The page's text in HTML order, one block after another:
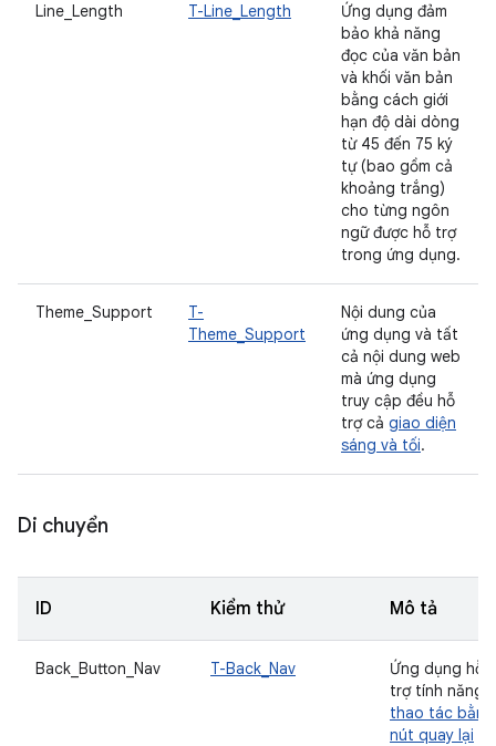
Line_Length T-Line_Length
Ứng dụng đảm
bảo khả năng
đọc của văn bản
và khối văn bản
bằng cách giới
hạn độ dài dòng
từ 45 đến 75 ký
tự (bao gồm cả
khoảng trắng)
cho từng ngôn
ngữ được hỗ trợ
trong ứng dụng.
Theme_Support
T-
Theme_Support
Nội dung của
ứng dụng và tất
cả nội dung web
mà ứng dụng
truy cập đều hỗ
trợ cả giao diện
sáng và tối.
Di chuyển
ID Kiểm thử Mô tả
Back_Button_Nav T-Back_Nav
Ứng dụng hỗ
trợ tính năng
thao tác bằng
nút quay lại